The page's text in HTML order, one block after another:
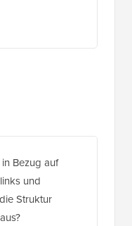
Bezug auf
und
Struktur